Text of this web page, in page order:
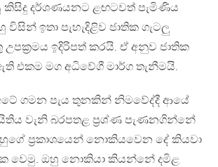
දර්ශණයනට ළඟටවත් පැමිණිය
ඉතා පැහැදිළිව ජාතික ගැටලු
ඉදිරිපත් කරයි. ඒ අනුව ජාතික
එකම මග අධිවේගී මාර්ග තැනීමයි.
ගමන පැය තුනකින් නිමවේද්දී ආයේ
වැනි බරපතළ ප්‍රශ්ණ පැණනගින්නේ
ප්‍රකාශයෙන් නොකියවෙන දේ කියවා
වෙමු. ඔහු නොකියා කියන්නේ දමිළ